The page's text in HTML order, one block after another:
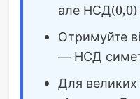
але НСД(0,0)
Отримуйте
— НСД
Для великих